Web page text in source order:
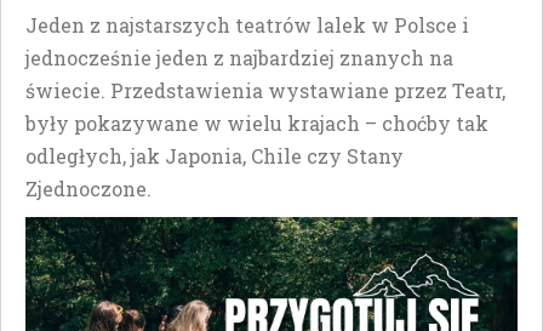
Jeden z najstarszych teatrów lalek w Polsce i
jednocześnie jeden z najbardziej znanych na
świecie. Przedstawienia wystawiane przez Teatr,
były pokazywane w wielu krajach – choćby tak
odległych, jak Japonia, Chile czy Stany
Zjednoczone.